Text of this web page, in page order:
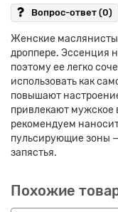
Вопрос-ответ (0)
Женские
дроппере. Эссенция
поэтому ее легко
использовать как
повышают
привлекают
рекомендуем
пульсирующие зоны
запястья.
Похожие